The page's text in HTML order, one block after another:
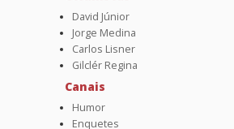
David Júnior
Jorge Medina
Carlos Lisner
Gilclér Regina
Canais
Humor
Enquetes